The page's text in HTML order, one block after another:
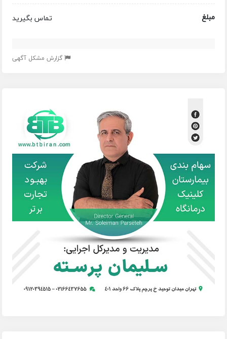
مبلغ
تماس بگیرید
گزارش مشکل آگهی